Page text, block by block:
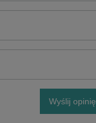
Wyślij opinię